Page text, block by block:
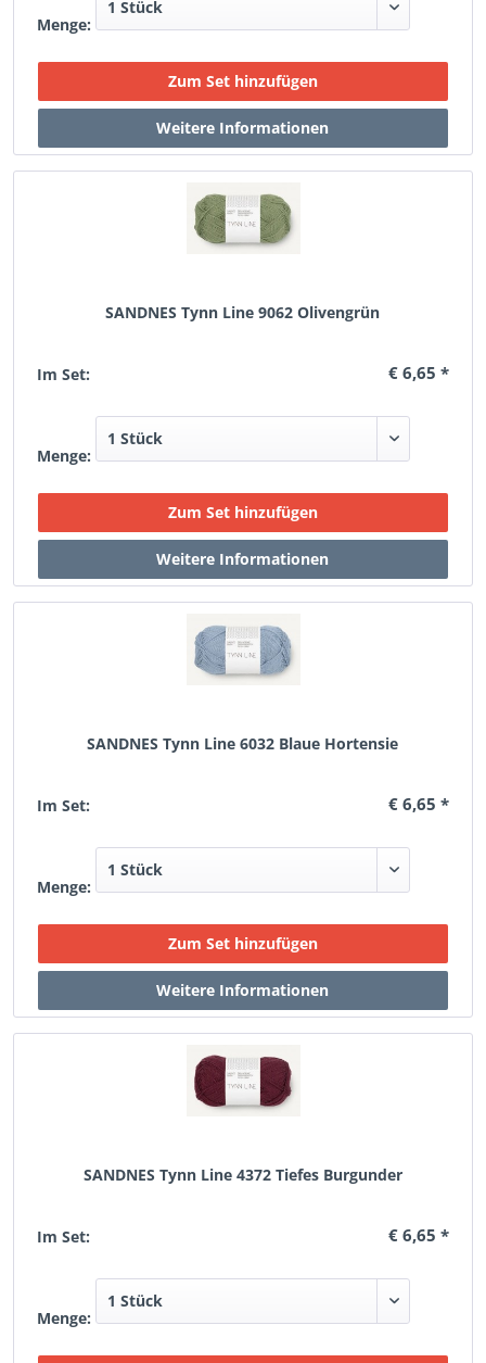
Menge:
SANDNES Tynn Line 9062 Olivengrün
Im Set: € 6,65 *
Menge:
SANDNES Tynn Line 6032 Blaue Hortensie
Im Set: € 6,65 *
Menge:
SANDNES Tynn Line 4372 Tiefes Burgunder
Im Set: € 6,65 *
Menge: